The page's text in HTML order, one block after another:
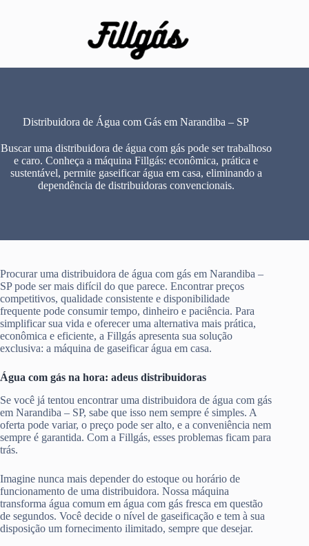
Distribuidora de Água com Gás em Narandiba – SP
Buscar uma distribuidora de água com gás pode ser trabalhoso
e caro. Conheça a máquina Fillgás: econômica, prática e
sustentável, permite gaseificar água em casa, eliminando a
dependência de distribuidoras convencionais.
Procurar uma distribuidora de água com gás em Narandiba –
SP pode ser mais difícil do que parece. Encontrar preços
competitivos, qualidade consistente e disponibilidade
frequente pode consumir tempo, dinheiro e paciência. Para
simplificar sua vida e oferecer uma alternativa mais prática,
econômica e eficiente, a Fillgás apresenta sua solução
exclusiva: a máquina de gaseificar água em casa.
Água com gás na hora: adeus distribuidoras
Se você já tentou encontrar uma distribuidora de água com gás
em Narandiba – SP, sabe que isso nem sempre é simples. A
oferta pode variar, o preço pode ser alto, e a conveniência nem
sempre é garantida. Com a Fillgás, esses problemas ficam para
trás.
Imagine nunca mais depender do estoque ou horário de
funcionamento de uma distribuidora. Nossa máquina
transforma água comum em água com gás fresca em questão
de segundos. Você decide o nível de gaseificação e tem à sua
disposição um fornecimento ilimitado, sempre que desejar.